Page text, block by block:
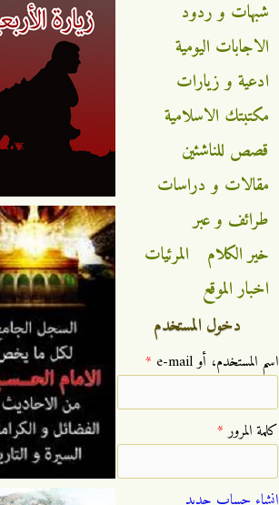
شبهات و ردود
الاجابات اليومية
ادعية و زيارات
مكتبتك الاسلامية
قصص للناشئين
مقالات و دراسات
طرائف و عبر
خير الكلام
المرئيات
اخبار الموقع
دخول المستخدم
‏اسم المستخدم، أو e-mail ‏ *
‏كلمة المرور ‏*